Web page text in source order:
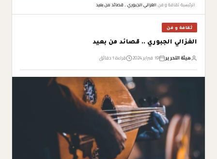
الرئيسية›ثقافة و فن›الغزالي الجبوري .. قصائد من بعيد
ثقافة و فن
الغزالي الجبوري .. قصائد من بعيد
هيئة التحرير 19 فبراير 2024 قراءة 1 دقائق